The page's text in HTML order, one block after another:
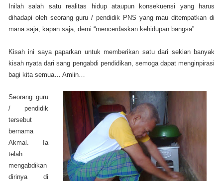
Inilah salah satu realitas hidup ataupun konsekuensi yang harus
dihadapi oleh seorang guru / pendidik PNS yang mau ditempatkan di
mana saja, kapan saja, demi “mencerdaskan kehidupan bangsa”.
Kisah ini saya paparkan untuk memberikan satu dari sekian banyak
kisah nyata dari sang pengabdi pendidikan, semoga dapat menginpirasi
bagi kita semua… Amiin…
Seorang guru
/ pendidik
tersebut
bernama
Akmal. Ia
telah
mengabdikan
dirinya di